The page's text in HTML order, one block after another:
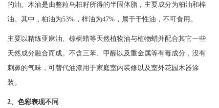
的油。木油是由整粒乌桕籽所得的半固体脂，主要成分为桕油和梓
油。其中，桕油为53%，梓油为47%，属于干性油，不可食用。
主要以精练亚麻油、棕榈蜡等天然植物油与植物蜡并配合其它一些
天然成分融合而成。不含三苯、甲醛以及重金属等有毒成分，没有
刺鼻的气味，可替代油漆用于家庭室内装修以及室外花园木器涂
装。
2、色彩表现不同